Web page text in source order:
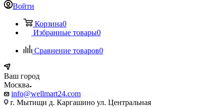
Войти
Корзина0
Избранные товары0
Сравнение товаров0
Ваш город
Москва
info@wellmart24.com
г. Мытищи д. Каргашино ул. Центральная